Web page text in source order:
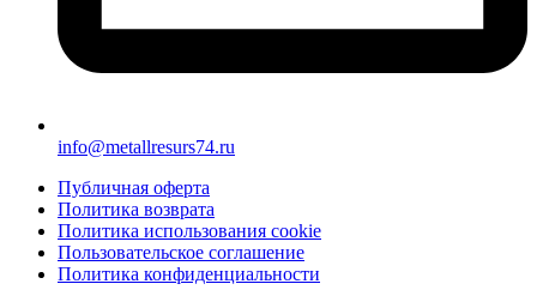
info@metallresurs74.ru
Публичная оферта
Политика возврата
Политика использования cookie
Пользовательское соглашение
Политика конфиденциальности